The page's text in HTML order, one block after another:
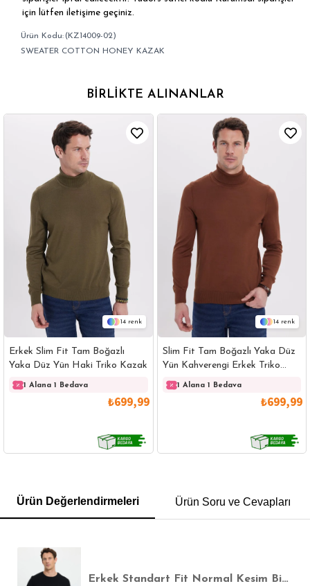
için lütfen iletişime geçiniz.
(KZ14009-02)
SWEATER COTTON HONEY KAZAK
BIRLIKTE ALINANLAR
14
Erkek Slim Fit Tam Boğazlı
Yaka Düz Yün Haki Triko Kazak
1 Alana 1 Bedava
₺699,99
14
Slim Fit Tam Boğazlı Yaka Düz
Yün Kahverengi Erkek Triko
Kazak
1 Alana 1 Bedava
₺699,99
POLO YAKA T-SHIRT KEMER BOXER
Ürün Değerlendirmeleri Ürün Soru ve Cevapları
Erkek Standart Fit Normal Kesim Bisiklet Yaka Petek Desenli Siyah Triko Kazak